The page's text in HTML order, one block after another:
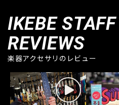
IKEBE STAFF
REVIEWS
楽器アクセサリのレビュー